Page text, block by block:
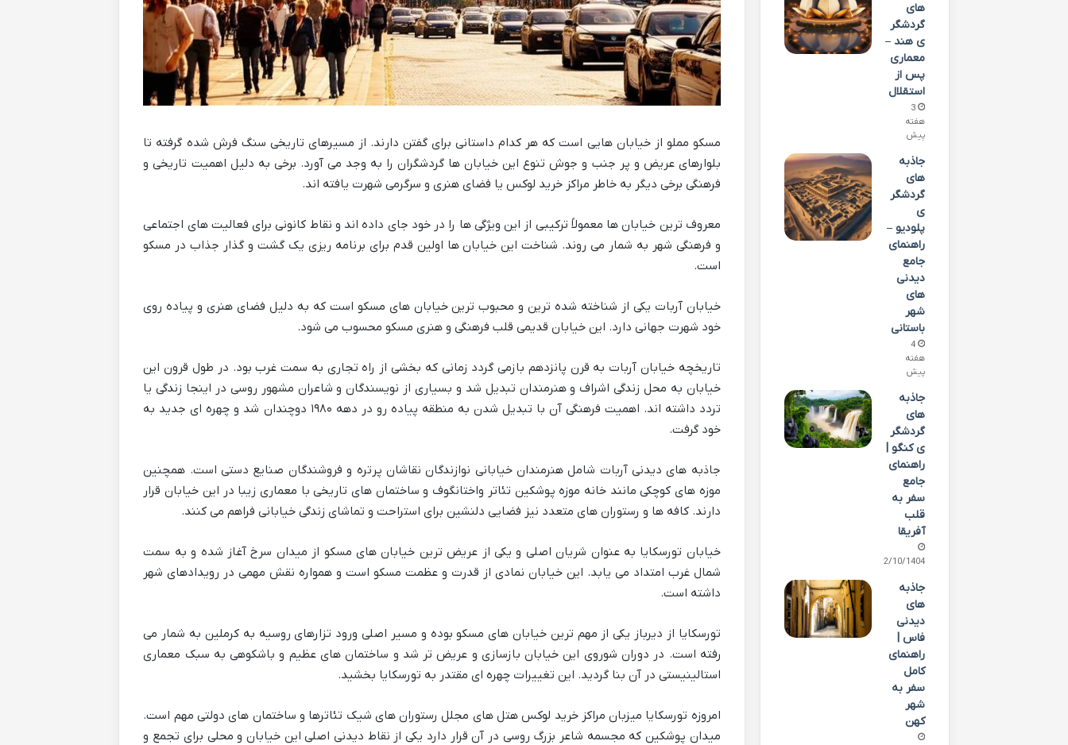
مسکو مملو از خیابان هایی است که هر کدام داستانی برای گفتن دارند. از مسیرهای تاریخی سنگ فرش شده گرفته تا
بلوارهای عریض و پر جنب و جوش تنوع این خیابان ها گردشگران را به وجد می آورد. برخی به دلیل اهمیت تاریخی و
فرهنگی برخی دیگر به خاطر مراکز خرید لوکس یا فضای هنری و سرگرمی شهرت یافته اند.
معروف ترین خیابان ها معمولاً ترکیبی از این ویژگی ها را در خود جای داده اند و نقاط کانونی برای فعالیت های اجتماعی
و فرهنگی شهر به شمار می روند. شناخت این خیابان ها اولین قدم برای برنامه ریزی یک گشت و گذار جذاب در مسکو
است.
خیابان آربات یکی از شناخته شده ترین و محبوب ترین خیابان های مسکو است که به دلیل فضای هنری و پیاده روی
خود شهرت جهانی دارد. این خیابان قدیمی قلب فرهنگی و هنری مسکو محسوب می شود.
تاریخچه خیابان آربات به قرن پانزدهم بازمی گردد زمانی که بخشی از راه تجاری به سمت غرب بود. در طول قرون این
خیابان به محل زندگی اشراف و هنرمندان تبدیل شد و بسیاری از نویسندگان و شاعران مشهور روسی در اینجا زندگی یا
تردد داشته اند. اهمیت فرهنگی آن با تبدیل شدن به منطقه پیاده رو در دهه ۱۹۸۰ دوچندان شد و چهره ای جدید به
خود گرفت.
جاذبه های دیدنی آربات شامل هنرمندان خیابانی نوازندگان نقاشان پرتره و فروشندگان صنایع دستی است. همچنین
موزه های کوچکی مانند خانه موزه پوشکین تئاتر واختانگوف و ساختمان های تاریخی با معماری زیبا در این خیابان قرار
دارند. کافه ها و رستوران های متعدد نیز فضایی دلنشین برای استراحت و تماشای زندگی خیابانی فراهم می کنند.
خیابان تورسکایا به عنوان شریان اصلی و یکی از عریض ترین خیابان های مسکو از میدان سرخ آغاز شده و به سمت
شمال غرب امتداد می یابد. این خیابان نمادی از قدرت و عظمت مسکو است و همواره نقش مهمی در رویدادهای شهر
داشته است.
تورسکایا از دیرباز یکی از مهم ترین خیابان های مسکو بوده و مسیر اصلی ورود تزارهای روسیه به کرملین به شمار می
رفته است. در دوران شوروی این خیابان بازسازی و عریض تر شد و ساختمان های عظیم و باشکوهی به سبک معماری
استالینیستی در آن بنا گردید. این تغییرات چهره ای مقتدر به تورسکایا بخشید.
امروزه تورسکایا میزبان مراکز خرید لوکس هتل های مجلل رستوران های شیک تئاترها و ساختمان های دولتی مهم است.
میدان پوشکین که مجسمه شاعر بزرگ روسی در آن قرار دارد یکی از نقاط دیدنی اصلی این خیابان و محلی برای تجمع و
های
گردشگر
ی هند –
معماری
پس از
استقلال
3
هفته
پیش
جاذبه
های
گردشگر
ی
پلودیو –
راهنمای
جامع
دیدنی
های
شهر
باستانی
4
هفته
پیش
جاذبه
های
گردشگر
ی کنگو |
راهنمای
جامع
سفر به
قلب
آفریقا
02/10/1404
جاذبه
های
دیدنی
فاس |
راهنمای
کامل
سفر به
شهر
کهن